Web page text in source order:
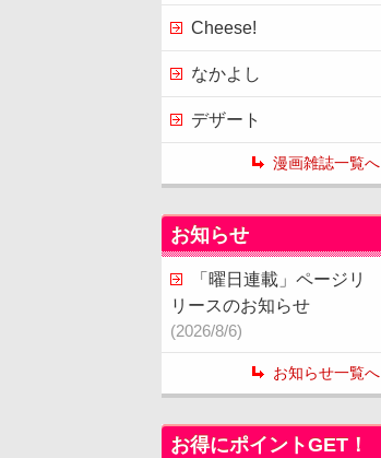
Cheese!
なかよし
デザート
漫画雑誌一覧へ
お知らせ
「曜日連載」ページリ
リースのお知らせ
(2026/8/6)
お知らせ一覧へ
お得にポイントGET！